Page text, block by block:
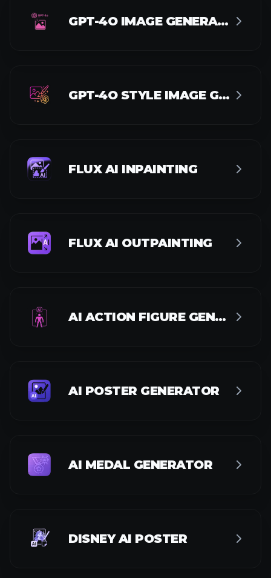
GPT-4O IMAGE GENERATOR
GPT-4O STYLE IMAGE GENERATOR
FLUX AI INPAINTING
FLUX AI OUTPAINTING
AI ACTION FIGURE GENERATOR
AI POSTER GENERATOR
AI MEDAL GENERATOR
DISNEY AI POSTER